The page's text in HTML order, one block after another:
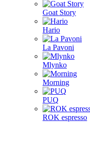
Goat Story
Hario
La Pavoni
Mlynko
Morning
PUQ
ROK espresso